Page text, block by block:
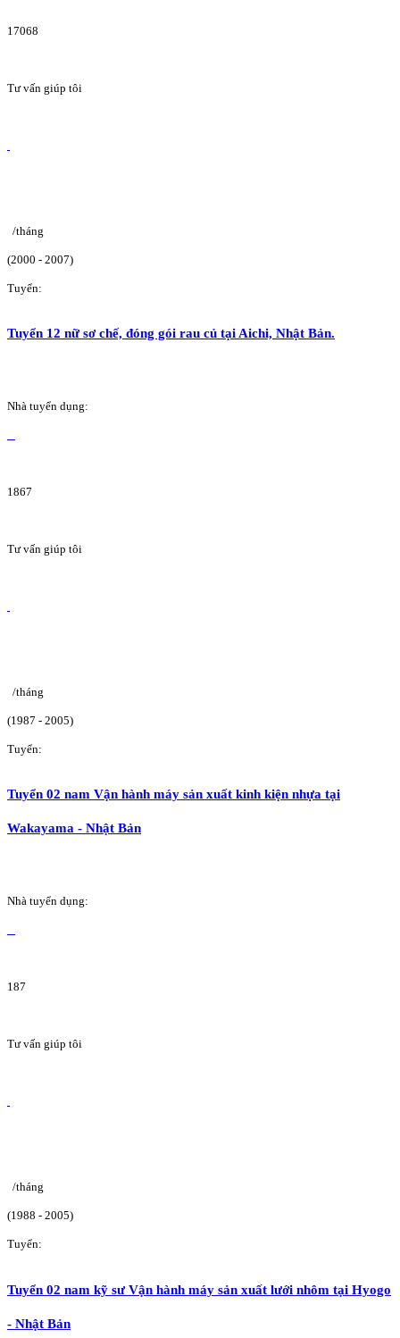
17068
Tư vấn giúp tôi
/tháng
(2000 - 2007)
Tuyển:
Tuyển 12 nữ sơ chế, đóng gói rau củ tại Aichi, Nhật Bản.
Nhà tuyển dụng:
1867
Tư vấn giúp tôi
/tháng
(1987 - 2005)
Tuyển:
Tuyển 02 nam Vận hành máy sản xuất kinh kiện nhựa tại
Wakayama - Nhật Bản
Nhà tuyển dụng:
187
Tư vấn giúp tôi
/tháng
(1988 - 2005)
Tuyển:
Tuyển 02 nam kỹ sư Vận hành máy sản xuất lưới nhôm tại Hyogo
- Nhật Bản